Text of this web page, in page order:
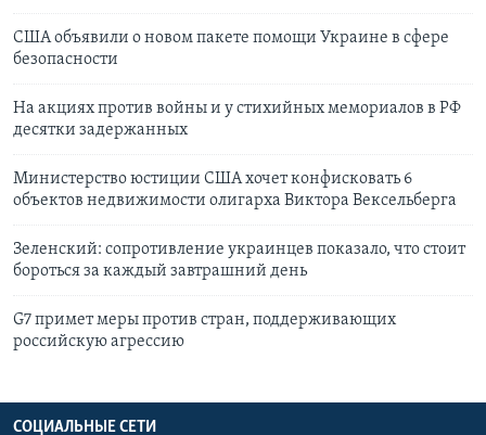
США объявили о новом пакете помощи Украине в сфере
безопасности
На акциях против войны и у стихийных мемориалов в РФ
десятки задержанных
Министерство юстиции США хочет конфисковать 6
объектов недвижимости олигарха Виктора Вексельберга
Зеленский: сопротивление украинцев показало, что стоит
бороться за каждый завтрашний день
G7 примет меры против стран, поддерживающих
российскую агрессию
СОЦИАЛЬНЫЕ СЕТИ